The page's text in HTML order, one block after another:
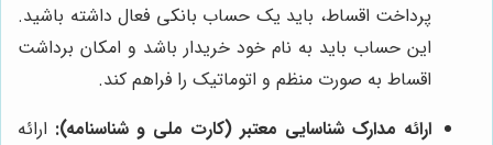
پرداخت اقساط، باید یک حساب بانکی فعال داشته باشید.
این حساب باید به نام خود خریدار باشد و امکان برداشت
اقساط به صورت منظم و اتوماتیک را فراهم کند.
ارائه مدارک شناسایی معتبر (کارت ملی و شناسنامه): ارائه